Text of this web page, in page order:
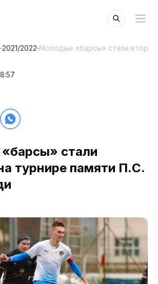
2021/2022 Молодые «барсы» стали
стали
турнире памяти П.С.